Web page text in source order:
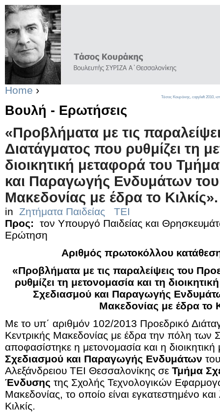
Home ›
Βουλή - Ερωτήσεις
«Προβλήματα με τις
Διατάγματος που ρυθμίζει τη
διοικητική μεταφορά του
και Παραγωγής Ενδυμάτων του
Μακεδονίας με έδρα το Κιλκίς».
in Ζητήματα Παιδείας
ΤΕΙ
Προς:
τον Υπουργό Παιδείας και
Ερώτηση
Αριθμός πρωτοκόλλου
«Προβλήματα με τις παραλείψεις του
ρυθμίζει τη μετονομασία και τη
Σχεδιασμού και Παραγωγής
Μακεδονίας με έδρα το
Με το υπ΄ αριθμόν 102/2013 Προεδρικό
Κεντρικής Μακεδονίας με έδρα την πόλη των
αποφασίστηκε η μετονομασία και η
Σχεδιασμού και Παραγωγής Ενδυμάτων
Αλεξάνδρειου ΤΕΙ Θεσσαλονίκης σε Τμήμα
Ένδυσης της Σχολής Τεχνολογικών
Μακεδονίας, το οποίο είναι εγκατεστημένο
Κιλκίς.
Τάσος Κουράκης, copyleft 2010,